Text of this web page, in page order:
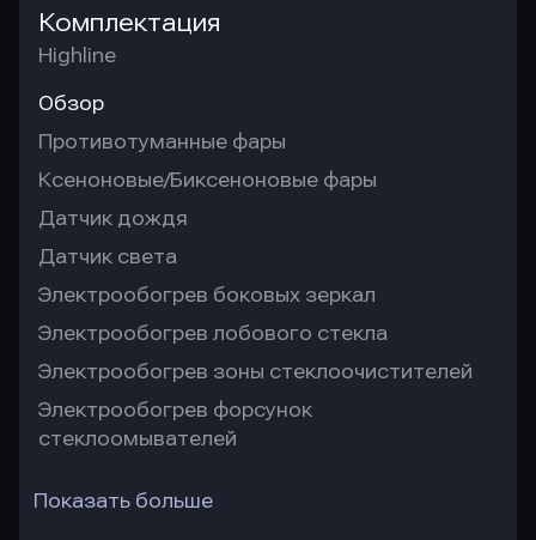
Комплектация
Highline
Обзор
Противотуманные фары
Ксеноновые/Биксеноновые фары
Датчик дождя
Датчик света
Электрообогрев боковых зеркал
Электрообогрев лобового стекла
Электрообогрев зоны стеклоочистителей
Электрообогрев форсунок
стеклоомывателей
Показать больше